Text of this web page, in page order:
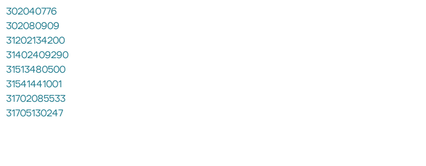
302040776
302080909
31202134200
31402409290
31513480500
31541441001
31702085533
31705130247